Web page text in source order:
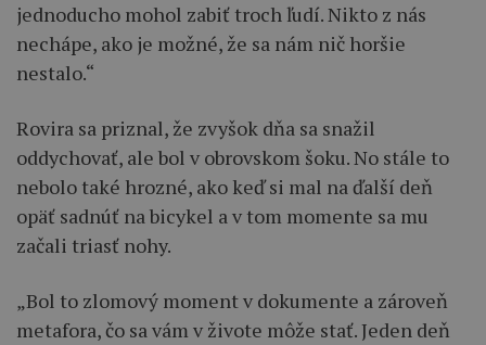
jednoducho mohol zabiť troch ľudí. Nikto z nás
nechápe, ako je možné, že sa nám nič horšie
nestalo.“
Rovira sa priznal, že zvyšok dňa sa snažil
oddychovať, ale bol v obrovskom šoku. No stále to
nebolo také hrozné, ako keď si mal na ďalší deň
opäť sadnúť na bicykel a v tom momente sa mu
začali triasť nohy.
„Bol to zlomový moment v dokumente a zároveň
metafora, čo sa vám v živote môže stať. Jeden deň